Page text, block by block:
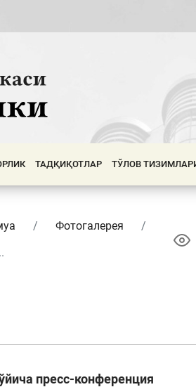
ТАДҚИҚОТЛАР ТЎЛОВ
Фотогалерея
пресс-конференция